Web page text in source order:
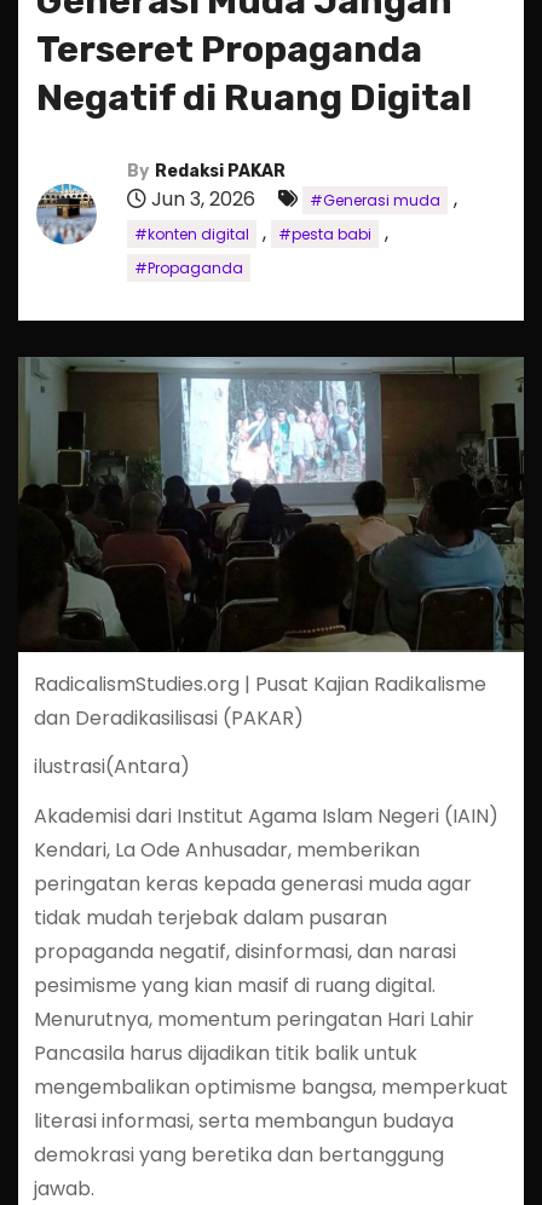
Terseret Propaganda
Negatif di Ruang Digital
By Redaksi PAKAR
Jun 3, 2026 #Generasi muda ,
#konten digital , #pesta babi ,
#Propaganda
RadicalismStudies.org | Pusat Kajian Radikalisme
dan Deradikasilisasi (PAKAR)
ilustrasi(Antara)
Akademisi dari Institut Agama Islam Negeri (IAIN)
Kendari, La Ode Anhusadar, memberikan
peringatan keras kepada generasi muda agar
tidak mudah terjebak dalam pusaran
propaganda negatif, disinformasi, dan narasi
pesimisme yang kian masif di ruang digital.
Menurutnya, momentum peringatan Hari Lahir
Pancasila harus dijadikan titik balik untuk
mengembalikan optimisme bangsa, memperkuat
literasi informasi, serta membangun budaya
demokrasi yang beretika dan bertanggung
jawab.